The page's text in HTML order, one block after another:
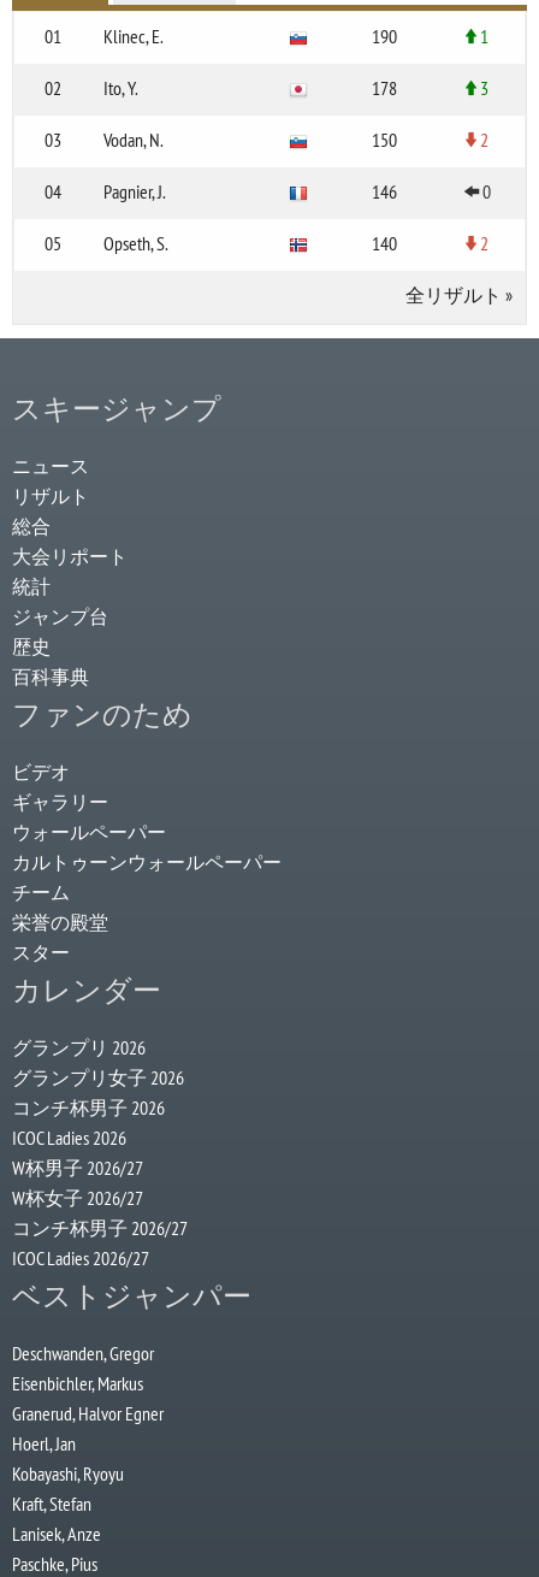
01 Klinec, E. 190 1
02 Ito, Y. 178 3
03 Vodan, N. 150 2
04 Pagnier, J. 146 0
05 Opseth, S. 140 2
全リザルト »
スキージャンプ
ニュース
リザルト
総合
大会リポート
統計
ジャンプ台
歴史
百科事典
ファンのため
ビデオ
ギャラリー
ウォールペーパー
カルトゥーンウォールペーパー
チーム
栄誉の殿堂
スター
カレンダー
グランプリ 2026
グランプリ女子 2026
コンチ杯男子 2026
ICOC Ladies 2026
W杯男子 2026/27
W杯女子 2026/27
コンチ杯男子 2026/27
ICOC Ladies 2026/27
ベストジャンパー
Deschwanden, Gregor
Eisenbichler, Markus
Granerud, Halvor Egner
Hoerl, Jan
Kobayashi, Ryoyu
Kraft, Stefan
Lanisek, Anze
Paschke, Pius